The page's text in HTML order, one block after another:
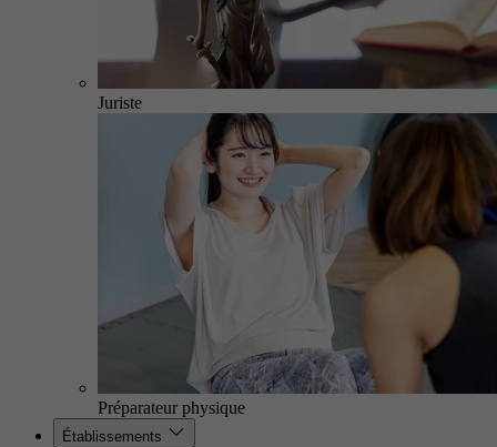
Juriste
Préparateur physique
Établissements